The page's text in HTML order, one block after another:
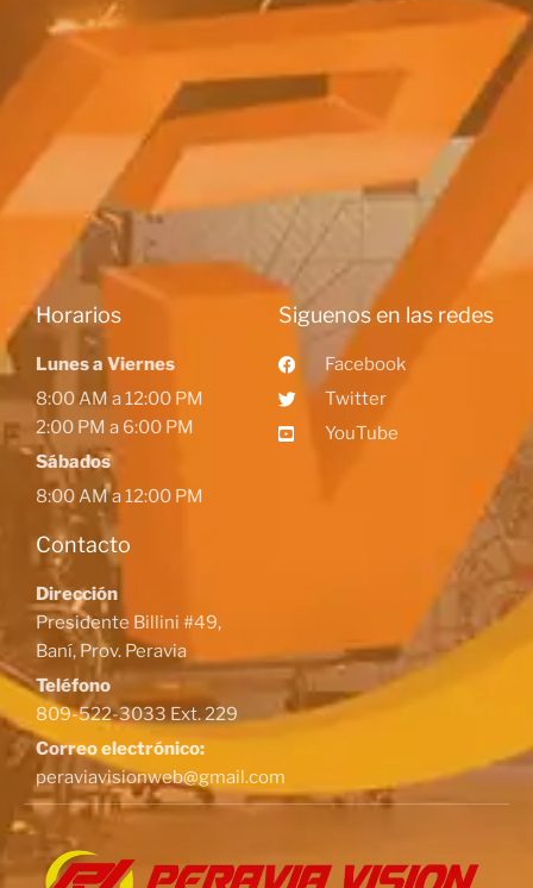
Horarios
Lunes a Viernes
8:00 AM a 12:00 PM
2:00 PM a 6:00 PM
Sábados
8:00 AM a 12:00 PM
Contacto
Dirección
Presidente Billini #49,
Baní, Prov. Peravia
Teléfono
809-522-3033 Ext. 229
Correo electrónico:
peraviavisionweb@gmail.com
Siguenos en las redes
Facebook
Twitter
YouTube